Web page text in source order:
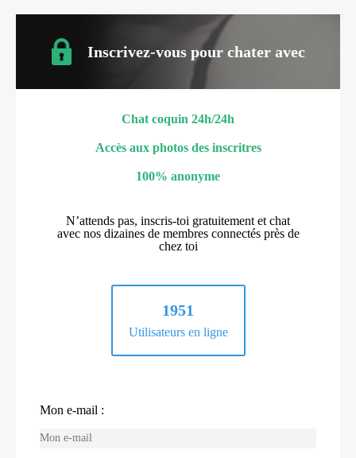
Inscrivez-vous pour chater avec
Chat coquin 24h/24h
Accès aux photos des inscritres
100% anonyme
N’attends pas, inscris-toi gratuitement et chat
avec nos dizaines de membres connectés près de
chez toi
1951
Utilisateurs en ligne
Mon e-mail :